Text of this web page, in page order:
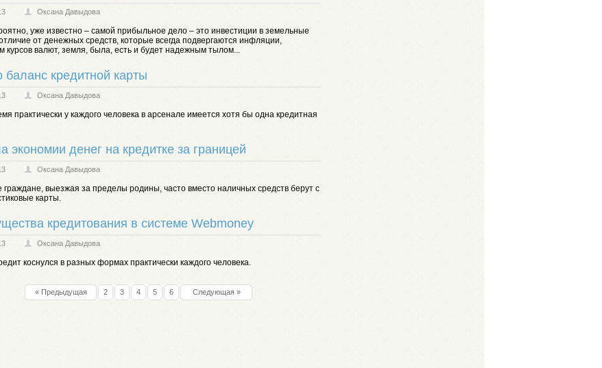
Оксана Давыдова
уже известно – самой прибыльное дело – это инвестиции в земельные
от денежных средств, которые всегда подвергаются инфляции,
курсов валют, земля, была, есть и будет надежным тылом...
баланс кредитной карты
Оксана Давыдова
практически у каждого человека в арсенале имеется хотя бы одна кредитная
экономии денег на кредитке за границей
Оксана Давыдова
граждане, выезжая за пределы родины, часто вместо наличных средств берут с
карты.
кредитования в системе Webmoney
Оксана Давыдова
коснулся в разных формах практически каждого человека.
« Предыдущая 2 3 4 5 6 Следующая »